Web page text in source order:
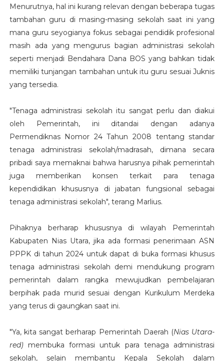
Menurutnya, hal ini kurang relevan dengan beberapa tugas
tambahan guru di masing-masing sekolah saat ini yang
mana guru seyogianya fokus sebagai pendidik profesional
masih ada yang mengurus bagian administrasi sekolah
seperti menjadi Bendahara Dana BOS yang bahkan tidak
memiliki tunjangan tambahan untuk itu guru sesuai Juknis
yang tersedia.
"Tenaga administrasi sekolah itu sangat perlu dan diakui
oleh Pemerintah, ini ditandai dengan adanya
Permendiknas Nomor 24 Tahun 2008 tentang standar
tenaga administrasi sekolah/madrasah, dimana secara
pribadi saya memaknai bahwa harusnya pihak pemerintah
juga memberikan konsen terkait para tenaga
kependidikan khususnya di jabatan fungsional sebagai
tenaga administrasi sekolah", terang Marlius.
Pihaknya berharap khususnya di wilayah Pemerintah
Kabupaten Nias Utara, jika ada formasi penerimaan ASN
PPPK di tahun 2024 untuk dapat di buka formasi khusus
tenaga administrasi sekolah demi mendukung program
pemerintah dalam rangka mewujudkan pembelajaran
berpihak pada murid sesuai dengan Kurikulum Merdeka
yang terus di gaungkan saat ini.
"Ya, kita sangat berharap Pemerintah Daerah (Nias Utara-
red)membuka formasi untuk para tenaga administrasi
sekolah, selain membantu Kepala Sekolah dalam